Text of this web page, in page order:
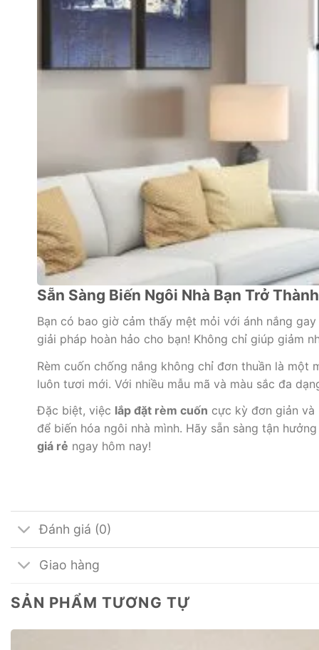
Sẵn Sàng Biến Ngôi Nhà Bạn Trở
Bạn có bao giờ cảm thấy mệt mỏi với ánh nắng
giải pháp hoàn hảo cho bạn! Không chỉ giúp giảm
Rèm cuốn chống nắng không chỉ đơn thuần là
luôn tươi mới. Với nhiều mẫu mã và màu sắc đa
Đặc biệt, việc lắp đặt rèm cuốn cực kỳ đơn giản và
để biến hóa ngôi nhà mình. Hãy sẵn sàng tận
giá rẻ ngay hôm nay!
Đánh giá (0)
Giao hàng
SẢN PHẨM TƯƠNG TỰ